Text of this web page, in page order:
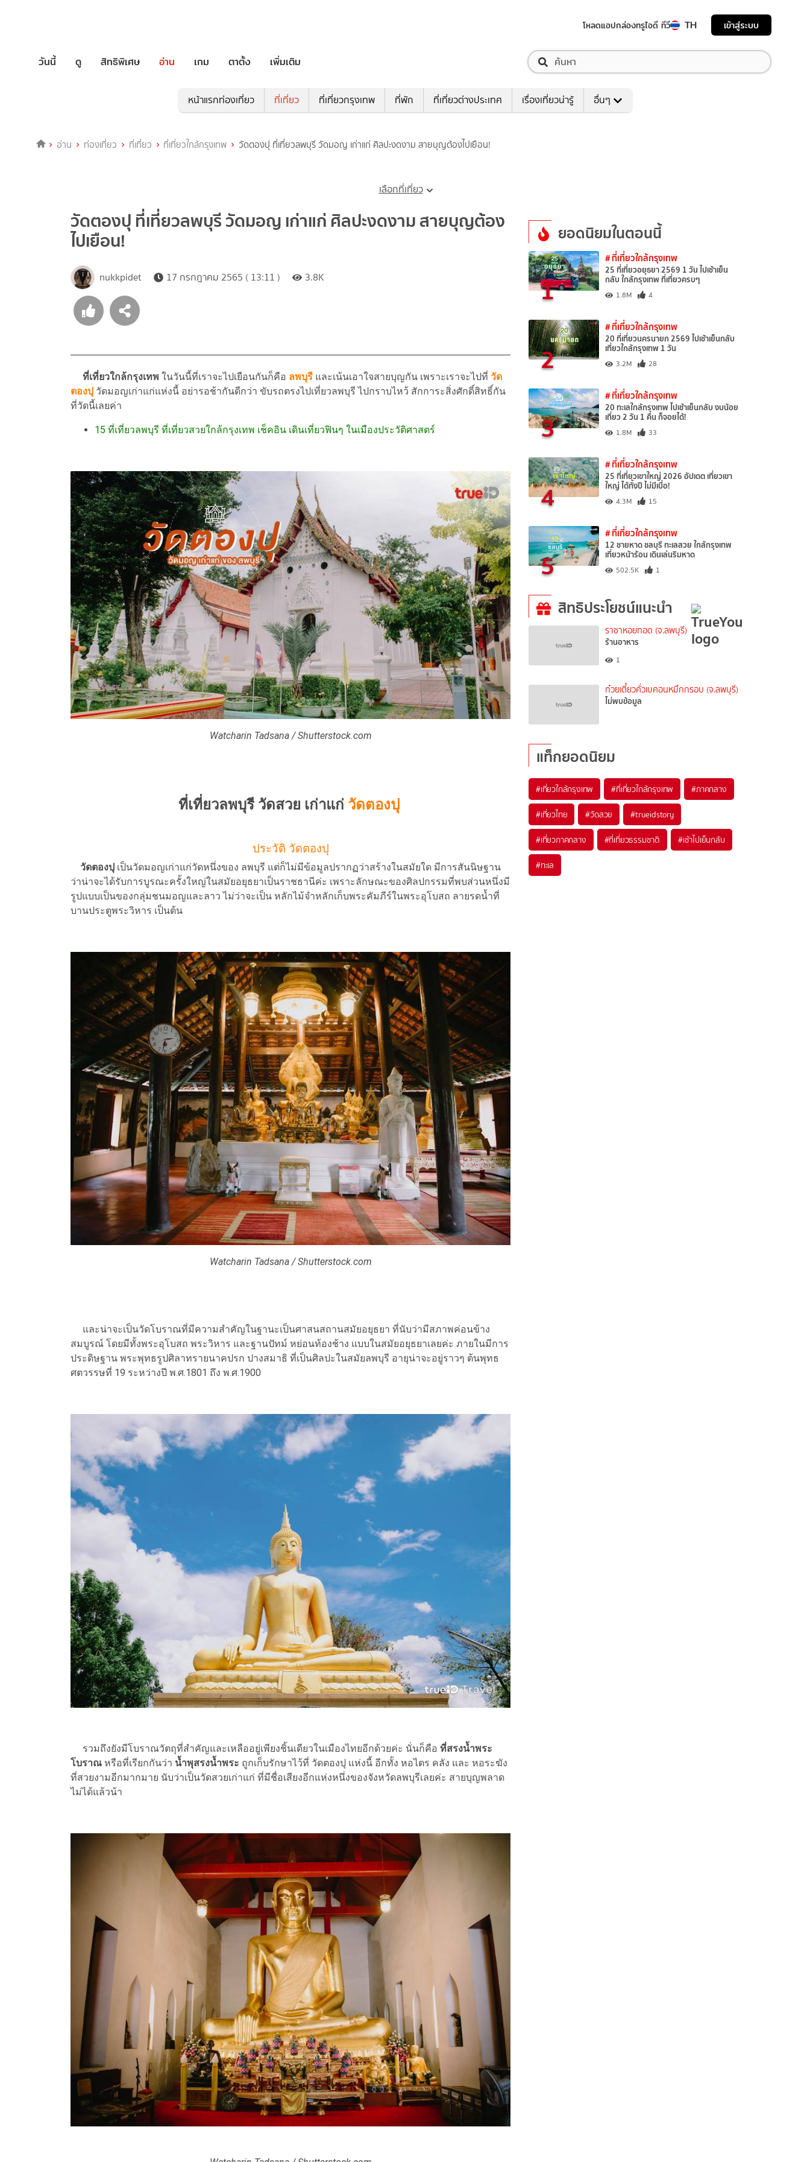
โหลดแอปกล่องทรูไอดี ทีวี TH เข้าสู่ระบบ
วันนี้ ดู สิทธิพิเศษ อ่าน เกม ตาตั้ง เพิ่มเติม
หน้าแรกท่องเที่ยว ที่เที่ยว ที่เที่ยวกรุงเทพ ที่พัก ที่เที่ยวต่างประเทศ เรื่องเที่ยวน่ารู้ อื่นๆ
อ่าน ท่องเที่ยว ที่เที่ยว ที่เที่ยวใกล้กรุงเทพ วัดตองปุ ที่เที่ยวลพบุรี วัดมอญ เก่าแก่ ศิลปะงดงาม สายบุญต้องไปเยือน!
เลือกที่เที่ยว
วัดตองปุ ที่เที่ยวลพบุรี วัดมอญ เก่าแก่ ศิลปะงดงาม สายบุญต้อง
ไปเยือน!
nukkpidet 17 กรกฎาคม 2565 ( 13:11 ) 3.8K
ที่เที่ยวใกล้กรุงเทพ ในวันนี้ที่เราจะไปเยือนกันก็คือ ลพบุรี และเน้นเอาใจสายบุญกัน เพราะเราจะไปที่ วัด
ตองปุ วัดมอญเก่าแก่แห่งนี้ อย่ารอช้ากันดีกว่า ขับรถตรงไปเที่ยวลพบุรี ไปกราบไหว้ สักการะสิ่งศักดิ์สิทธิ์กัน
ที่วัดนี้เลยค่า
15 ที่เที่ยวลพบุรี ที่เที่ยวสวยใกล้กรุงเทพ เช็คอิน เดินเที่ยวฟินๆ ในเมืองประวัติศาสตร์
Watcharin Tadsana / Shutterstock.com
ที่เที่ยวลพบุรี วัดสวย เก่าแก่ วัดตองปุ
ประวัติ วัดตองปุ
วัดตองปุ เป็นวัดมอญเก่าแก่วัดหนึ่งของ ลพบุรี แต่ก็ไม่มีข้อมูลปรากฏว่าสร้างในสมัยใด มีการสันนิษฐาน
ว่าน่าจะได้รับการบูรณะครั้งใหญ่ในสมัยอยุธยาเป็นราชธานีค่ะ เพราะลักษณะของศิลปกรรมที่พบส่วนหนึ่งมี
รูปแบบเป็นของกลุ่มชนมอญและลาว ไม่ว่าจะเป็น หลักไม้จำหลักเก็บพระคัมภีร์ในพระอุโบสถ ลายรดน้ำที่
บานประตูพระวิหาร เป็นต้น
Watcharin Tadsana / Shutterstock.com
และน่าจะเป็นวัดโบราณที่มีความสำคัญในฐานะเป็นศาสนสถานสมัยอยุธยา ที่นับว่ามีสภาพค่อนข้าง
สมบูรณ์ โดยมีทั้งพระอุโบสถ พระวิหาร และฐานปัทม์ หย่อนท้องช้าง แบบในสมัยอยุธยาเลยค่ะ ภายในมีการ
ประดิษฐาน พระพุทธรูปศิลาทรายนาคปรก ปางสมาธิ ที่เป็นศิลปะในสมัยลพบุรี อายุน่าจะอยู่ราวๆ ต้นพุทธ
ศตวรรษที่ 19 ระหว่างปี พ.ศ.1801 ถึง พ.ศ.1900
รวมถึงยังมีโบราณวัตถุที่สำคัญและเหลืออยู่เพียงชิ้นเดียวในเมืองไทยอีกด้วยค่ะ นั่นก็คือ ที่สรงน้ำพระ
โบราณ หรือที่เรียกกันว่า น้ำพุสรงน้ำพระ ถูกเก็บรักษาไว้ที่ วัดตองปุ แห่งนี้ อีกทั้ง หอไตร คลัง และ หอระฆัง
ที่สวยงามอีกมากมาย นับว่าเป็นวัดสวยเก่าแก่ ที่มีชื่อเสียงอีกแห่งหนึ่งของจังหวัดลพบุรีเลยค่ะ สายบุญพลาด
ไม่ได้แล้วน้า
ยอดนิยมในตอนนี้
1
# ที่เที่ยวใกล้กรุงเทพ
25 ที่เที่ยวอยุธยา 2569 1 วัน ไปเช้าเย็น
กลับ ใกล้กรุงเทพ ที่เที่ยวครบๆ
1.8M 4
2
# ที่เที่ยวใกล้กรุงเทพ
20 ที่เที่ยวนครนายก 2569 ไปเช้าเย็นกลับ
เที่ยวใกล้กรุงเทพ 1 วัน
3.2M 28
3
# ที่เที่ยวใกล้กรุงเทพ
20 ทะเลใกล้กรุงเทพ ไปเช้าเย็นกลับ งบน้อย
เที่ยว 2 วัน 1 คืน ก็จอยได้!
1.8M 33
4
# ที่เที่ยวใกล้กรุงเทพ
25 ที่เที่ยวเขาใหญ่ 2026 อัปเดต เที่ยวเขา
ใหญ่ ได้ทั้งปี ไม่มีเบื่อ!
4.3M 15
5
# ที่เที่ยวใกล้กรุงเทพ
12 ชายหาด ชลบุรี ทะเลสวย ใกล้กรุงเทพ
เที่ยวหน้าร้อน เดินเล่นริมหาด
502.5K 1
สิทธิประโยชน์แนะนำ
ราชาหอยทอด (จ.ลพบุรี)
ร้านอาหาร
1
ก๋วยเตี๋ยวคั่วเบคอนหมึกกรอบ (จ.ลพบุรี)
ไม่พบข้อมูล
แท็กยอดนิยม
#เที่ยวใกล้กรุงเทพ #ที่เที่ยวใกล้กรุงเทพ #ภาคกลาง
#เที่ยวไทย #วัดสวย #trueidstory
#เที่ยวภาคกลาง #ที่เที่ยวธรรมชาติ #เช้าไปเย็นกลับ
#ทะเล